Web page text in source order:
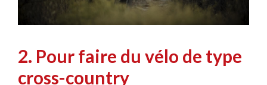
2. Pour faire du vélo de type
cross-country